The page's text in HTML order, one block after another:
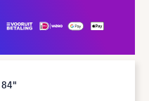
84"